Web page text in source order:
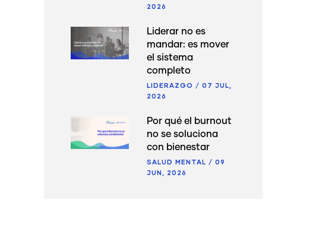
2026
Liderar no es
mandar: es mover
el sistema
completo
LIDERAZGO / 07 JUL,
2026
Por qué el burnout
no se soluciona
con bienestar
SALUD MENTAL / 09
JUN, 2026